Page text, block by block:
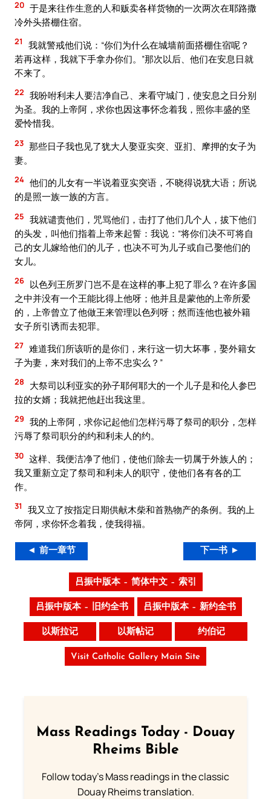
20 于是来往作生意的人和贩卖各样货物的一次两次在耶路撒
冷外头搭棚住宿。
21
我就警戒他们说：“你们为什么在城墙前面搭棚住宿呢？
若再这样，我就下手拿办你们。”那次以后、他们在安息日就
不来了。
22 我吩咐利未人要洁净自己、来看守城门，使安息之日分别
为圣。我的上帝阿，求你也因这事怀念着我，照你丰盛的坚
爱怜惜我。
23 那些日子我也见了犹大人娶亚实突、亚扪、摩押的女子为
妻。
24 他们的儿女有一半说着亚实突语，不晓得说犹大语；所说
的是照一族一族的方言。
25 我就谴责他们，咒骂他们，击打了他们几个人，拔下他们
的头发，叫他们指着上帝来起誓：我说：“将你们决不可将自
己的女儿嫁给他们的儿子，也决不可为儿子或自己娶他们的
女儿。
26 以色列王所罗门岂不是在这样的事上犯了罪么？在许多国
之中并没有一个王能比得上他呀；他并且是蒙他的上帝所爱
的，上帝曾立了他做王来管理以色列呀；然而连他也被外籍
女子所引诱而去犯罪。
27 难道我们所该听的是你们，来行这一切大坏事，娶外籍女
子为妻，来对我们的上帝不忠实么？”
28
大祭司以利亚实的孙子耶何耶大的一个儿子是和伦人参巴
拉的女婿；我就把他赶出我这里。
29 我的上帝阿，求你记起他们怎样污辱了祭司的职分，怎样
污辱了祭司职分的约和利未人的约。
30 这样、我便洁净了他们，使他们除去一切属于外族人的；
我又重新立定了祭司和利未人的职守，使他们各有各的工
作。
31
我又立了按指定日期供献木柴和首熟物产的条例。我的上
帝阿，求你怀念着我，使我得福。
◄ 前一章节 下一书 ►
吕振中版本 – 简体中文 – 索引
吕振中版本 – 旧约全书 吕振中版本 – 新约全书
以斯拉记 以斯帖记 约伯记
Visit Catholic Gallery Main Site
Mass Readings Today - Douay
Rheims Bible
Follow today's Mass readings in the classic
Douay Rheims translation.